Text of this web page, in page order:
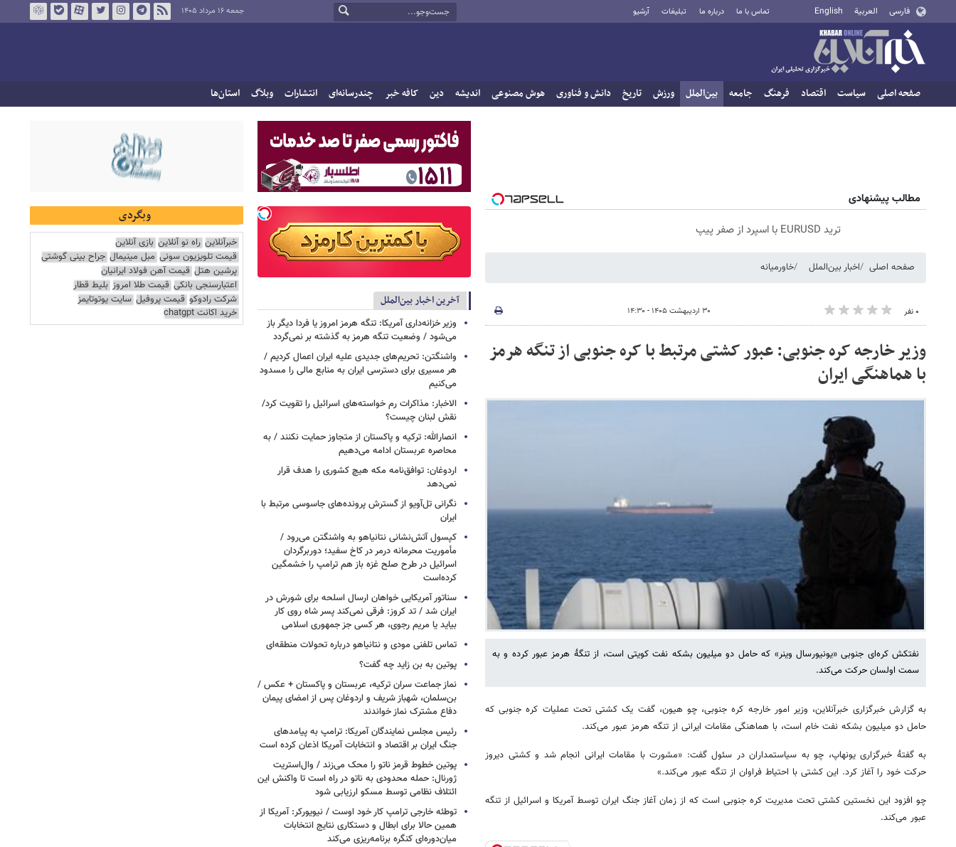
فارسی العربية English تماس با ما درباره ما تبلیغات آرشیو جمعه ۱۶ مرداد ۱۴۰۵
صفحه اصلی سیاست اقتصاد فرهنگ جامعه بین‌الملل ورزش تاریخ دانش و فناوری هوش مصنوعی اندیشه دین کافه خبر چندرسانه‌ای انتشارات وبلاگ استان‌ها
مطالب پیشنهادی
ترید EURUSD با اسپرد از صفر پیپ
صفحه اصلی اخبار بین‌الملل خاورمیانه
۰ نفر ۳۰ اردیبهشت ۱۴۰۵ - ۱۴:۳۰
وزیر خارجه کره جنوبی: عبور کشتی مرتبط با کره جنوبی از تنگه هرمز
با هماهنگی ایران
نفتکش کره‌ای جنوبی «یونیورسال وینر» که حامل دو میلیون بشکه نفت کویتی است، از تنگهٔ هرمز عبور کرده و به
سمت اولسان حرکت می‌کند.
به گزارش خبرگزاری خبرآنلاین، وزیر امور خارجه کره جنوبی، چو هیون، گفت یک کشتی تحت عملیات کره جنوبی که
حامل دو میلیون بشکه نفت خام است، با هماهنگی مقامات ایرانی از تنگه هرمز عبور می‌کند.
به گفتهٔ خبرگزاری یونهاپ، چو به سیاستمداران در سئول گفت: «مشورت با مقامات ایرانی انجام شد و کشتی دیروز
حرکت خود را آغاز کرد. این کشتی با احتیاط فراوان از تنگه عبور می‌کند.»
چو افزود این نخستین کشتی تحت مدیریت کره جنوبی است که از زمان آغاز جنگ ایران توسط آمریکا و اسرائیل از تنگه
عبور می‌کند.
آخرین اخبار بین‌الملل
وزیر خزانه‌داری آمریکا: تنگه هرمز امروز یا فردا دیگر باز
می‌شود / وضعیت تنگه هرمز به گذشته بر نمی‌گردد
واشنگتن: تحریم‌های جدیدی علیه ایران اعمال کردیم /
هر مسیری برای دسترسی ایران به منابع مالی را مسدود
می‌کنیم
الاخبار: مذاکرات رم خواسته‌های اسرائیل را تقویت کرد/
نقش لبنان چیست؟
انصارالله: ترکیه و پاکستان از متجاوز حمایت نکنند / به
محاصره عربستان ادامه می‌دهیم
اردوغان: توافق‌نامه مکه هیچ کشوری را هدف قرار
نمی‌دهد
نگرانی تل‌آویو از گسترش پرونده‌های جاسوسی مرتبط با
ایران
کپسول آتش‌نشانی نتانیاهو به واشنگتن می‌رود /
مأموریت محرمانه درمر در کاخ سفید؛ دوربرگردان
اسرائیل در طرح صلح غزه باز هم ترامپ را خشمگین
کرده‌است
سناتور آمریکایی خواهان ارسال اسلحه برای شورش در
ایران شد / تد کروز: فرقی نمی‌کند پسر شاه روی کار
بیاید یا مریم رجوی، هر کسی جز جمهوری اسلامی
تماس تلفنی مودی و نتانیاهو درباره تحولات منطقه‌ای
پوتین به بن زاید چه گفت؟
نماز جماعت سران ترکیه، عربستان و پاکستان + عکس /
بن‌سلمان، شهباز شریف و اردوغان پس از امضای پیمان
دفاع مشترک نماز خواندند
رئیس مجلس نمایندگان آمریکا: ترامپ به پیامدهای
جنگ ایران بر اقتصاد و انتخابات آمریکا اذعان کرده است
پوتین خطوط قرمز ناتو را محک می‌زند / وال‌استریت
ژورنال: حمله محدودی به ناتو در راه است تا واکنش این
ائتلاف نظامی توسط مسکو ارزیابی شود
توطئه خارجی ترامپ کار خود اوست / نیویورکر: آمریکا از
همین حالا برای ابطال و دستکاری نتایج انتخابات
میان‌دوره‌ای کنگره برنامه‌ریزی می‌کند
وبگردی
خبرآنلاین راه نو آنلاین بازی آنلاین
قیمت تلویزیون سونی مبل مینیمال جراح بینی گوشتی
پرشین هتل قیمت آهن فولاد ایرانیان
اعتبارسنجی بانکی قیمت طلا امروز بلیط قطار
شرکت رادوکو قیمت پروفیل سایت یوتوتایمز
خرید اکانت chatgpt